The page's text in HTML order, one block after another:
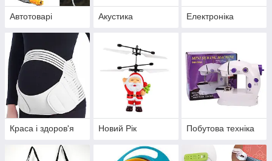
Автотоварі Акустика Електроніка
Краса і здоров'я Новий Рік Побутова техніка